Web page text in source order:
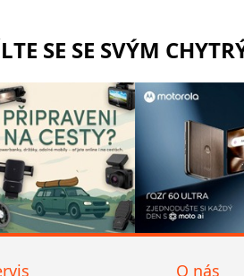
SE SE SVÝM
O nás